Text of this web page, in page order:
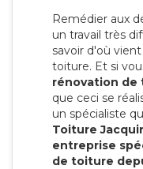
Remédier aux
un travail très
savoir d'où
toiture. Et si
rénovation de
que ceci se
un spécialiste
Toiture
entreprise
de toiture